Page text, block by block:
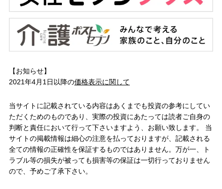
【お知らせ】
2021年4月1日以降の価格表示に関して
当サイトに記載されている内容はあくまでも投資の参考にしてい
ただくためのものであり、実際の投資にあたっては読者ご自身の
判断と責任において行って下さいますよう、お願い致します。 当
サイトの掲載情報は細心の注意を払っておりますが、記載される
全ての情報の正確性を保証するものではありません。万が一、ト
ラブル等の損失が被っても損害等の保証は一切行っておりません
ので、予めご了承下さい。